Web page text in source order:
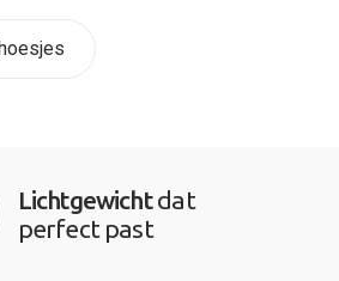
Lichtgewichtdat
perfect past